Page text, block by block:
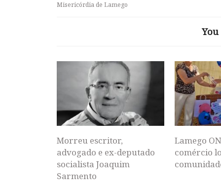
Misericórdia de Lamego
Morreu escritor,
advogado e ex-deputado
socialista Joaquim
Sarmento
Lamego
comércio